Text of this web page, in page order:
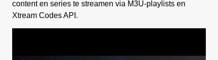
content en series te streamen via M3U-playlists en
Xtream Codes API.